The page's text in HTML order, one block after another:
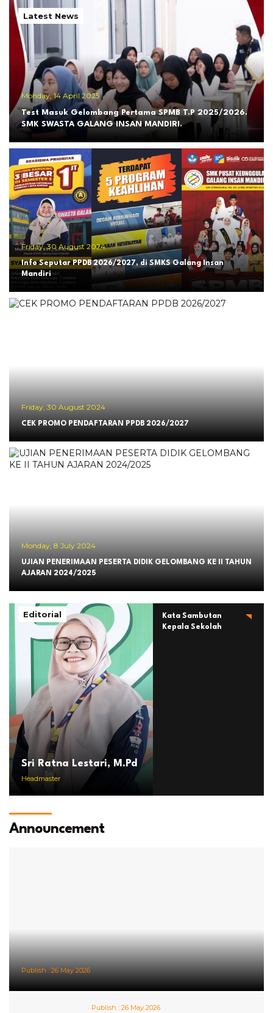
Latest News
Monday, 14 April 2025
Test Masuk Gelombang Pertama SPMB T.P 2025/2026.
SMK SWASTA GALANG INSAN MANDIRI.
Friday, 30 August 2024
Info Seputar PPDB 2026/2027, di SMKS Galang Insan
Mandiri
Friday, 30 August 2024
CEK PROMO PENDAFTARAN PPDB 2026/2027
Monday, 8 July 2024
UJIAN PENERIMAAN PESERTA DIDIK GELOMBANG KE II TAHUN
AJARAN 2024/2025
Editorial
Sri Ratna Lestari, M.Pd
Headmaster
Kata Sambutan
Kepala Sekolah
Announcement
Publish : 26 May 2026
Publish : 26 May 2026